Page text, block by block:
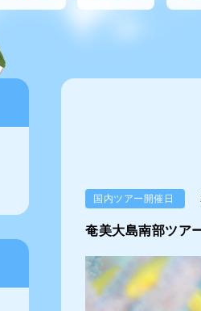
国内ツアー開催日
奄美大島南部ツア